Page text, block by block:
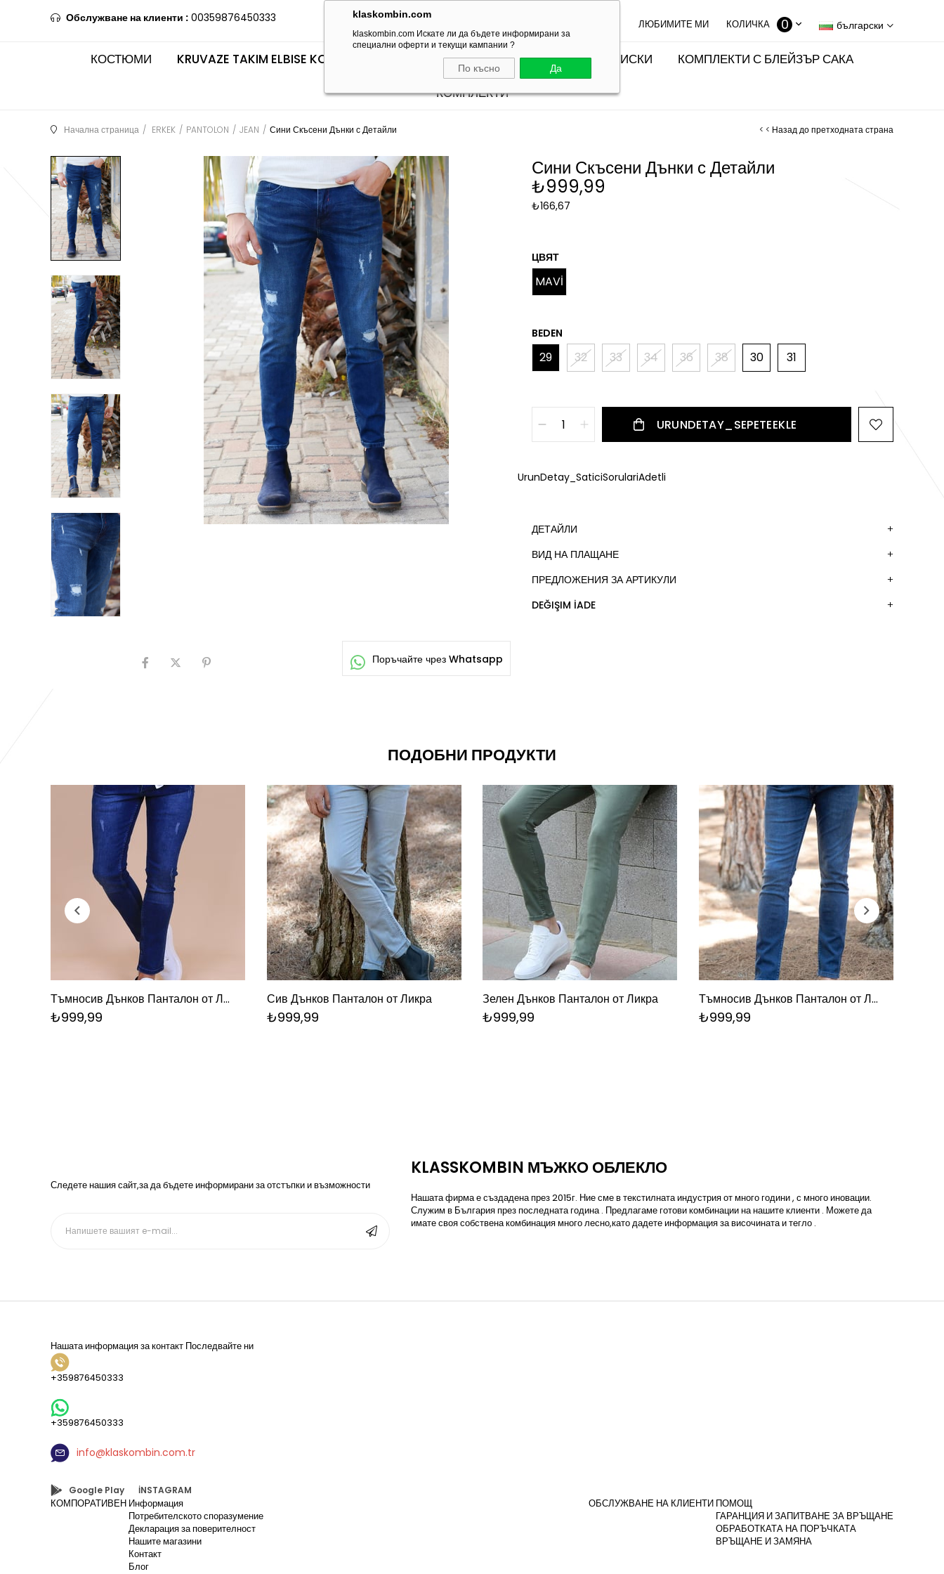
klaskombin.com
klaskombin.com Искате ли да бъдете информирани за
специални оферти и текущи кампании ?
По късно Да
Обслужване на клиенти : 00359876450333
български
КОЛИЧКА 0
КОСТЮМИ KRUVAZE TAKIM ELBISE KOMBINLERI SEÇTİKLERİMİZ КОМПЛЕКТИ С ТЕНИСКИ
КОМПЛЕКТИ С БЛЕЙЗЪР САКА
КОМПЛЕКТИ
Начална страница ERKEK PANTOLON JEAN Сини Скъсени Дънки с Детайли < < Назад до претходната страна
Сини Скъсени Дънки с Детайли
₺999,99
₺166,67
ЦВЯТ
MAVİ
BEDEN
29 32 33 34 36 38 30 31
UrunDetay_SaticiSorulariAdetli
ДЕТАЙЛИ
ВИД НА ПЛАЩАНЕ
ПРЕДЛОЖЕНИЯ ЗА АРТИКУЛИ
DEĞIŞIM İADE
ПОДОБНИ ПРОДУКТИ
Тъмносив Дънков Панталон от Ликра
₺999,99
Сив Дънков Панталон от Ликра
₺999,99
Зелен Дънков Панталон от Ликра
₺999,99
Тъмносив Дънков Панталон от Ликра
₺999,99
Следете нашия сайт,за да бъдете информирани за отстъпки и възможности
KLASSKOMBIN МЪЖКО ОБЛЕКЛО
Нашата фирма е създадена през 2015г. Ние сме в текстилната индустрия от много години , с много иновации.
Служим в България през последната година . Предлагаме готови комбинации на нашите клиенти . Можете да
имате своя собствена комбинация много лесно,като дадете информация за височината и тегло .
Нашата информация за контакт
+359876450333
+359876450333
info@klaskombin.com.tr
Последвайте ни
Google Play
İNSTAGRAM
КОМПОРАТИВЕН Информация
Потребителското споразумение
Декларация за поверителност
Нашите магазини
Контакт
Блог
ОБСЛУЖВАНЕ НА КЛИЕНТИ ПОМОЩ
ГАРАНЦИЯ И ЗАПИТВАНЕ ЗА ВРЪЩАНЕ
ОБРАБОТКАТА НА ПОРЪЧКАТА
ВРЪЩАНЕ И ЗАМЯНА